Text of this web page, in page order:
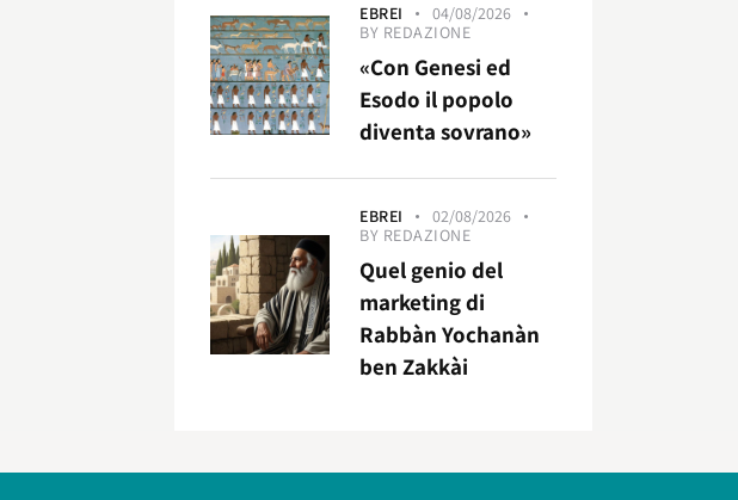
EBREI
04/08/2026
BY REDAZIONE
«Con Genesi ed
Esodo il popolo
diventa sovrano»
EBREI
02/08/2026
BY REDAZIONE
Quel genio del
marketing di
Rabbàn Yochanàn
ben Zakkài